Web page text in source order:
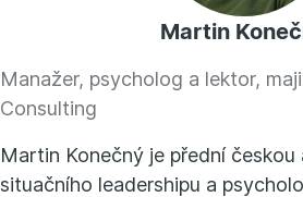
Martin
Manažer, psycholog a lektor,
Consulting
Martin Konečný je přední
situačního leadershipu a